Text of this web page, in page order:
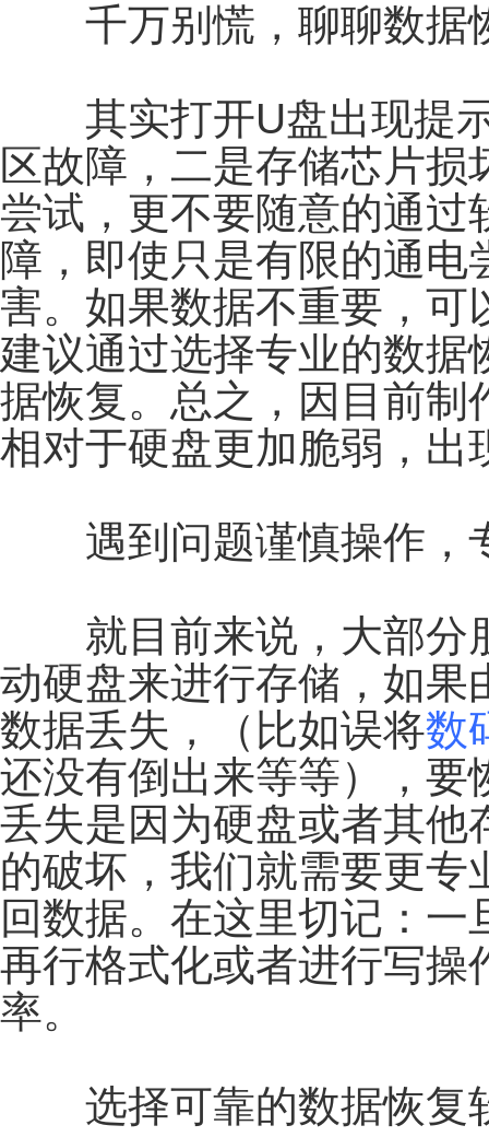
千万别慌，聊聊数据
其实打开U盘出现提示
区故障，二是存储芯片
尝试，更不要随意的通过
障，即使只是有限的通
害。如果数据不重要，可
建议通过选择专业的数据
据恢复。总之，因目前制
相对于硬盘更加脆弱，出
遇到问题谨慎操作，
就目前来说，大部分
动硬盘来进行存储，如果
数据丢失，（比如误将数
还没有倒出来等等），要
丢失是因为硬盘或者其他
的破坏，我们就需要更
回数据。在这里切记：
再行格式化或者进行写操
率。
选择可靠的数据恢复